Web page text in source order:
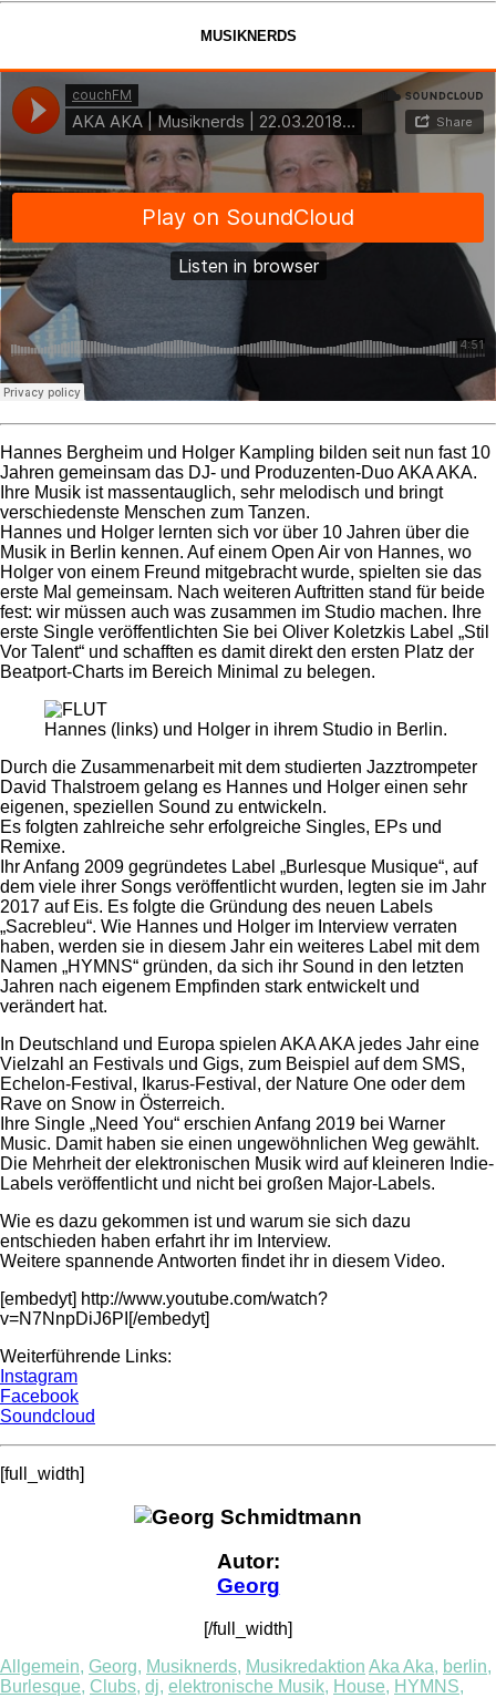
MUSIKNERDS
Hannes Bergheim und Holger Kampling bilden seit nun fast 10
Jahren gemeinsam das DJ- und Produzenten-Duo AKA AKA.
Ihre Musik ist massentauglich, sehr melodisch und bringt
verschiedenste Menschen zum Tanzen.
Hannes und Holger lernten sich vor über 10 Jahren über die
Musik in Berlin kennen. Auf einem Open Air von Hannes, wo
Holger von einem Freund mitgebracht wurde, spielten sie das
erste Mal gemeinsam. Nach weiteren Auftritten stand für beide
fest: wir müssen auch was zusammen im Studio machen. Ihre
erste Single veröffentlichten Sie bei Oliver Koletzkis Label „Stil
Vor Talent“ und schafften es damit direkt den ersten Platz der
Beatport-Charts im Bereich Minimal zu belegen.
Hannes (links) und Holger in ihrem Studio in Berlin.
Durch die Zusammenarbeit mit dem studierten Jazztrompeter
David Thalstroem gelang es Hannes und Holger einen sehr
eigenen, speziellen Sound zu entwickeln.
Es folgten zahlreiche sehr erfolgreiche Singles, EPs und
Remixe.
Ihr Anfang 2009 gegründetes Label „Burlesque Musique“, auf
dem viele ihrer Songs veröffentlicht wurden, legten sie im Jahr
2017 auf Eis. Es folgte die Gründung des neuen Labels
„Sacrebleu“. Wie Hannes und Holger im Interview verraten
haben, werden sie in diesem Jahr ein weiteres Label mit dem
Namen „HYMNS“ gründen, da sich ihr Sound in den letzten
Jahren nach eigenem Empfinden stark entwickelt und
verändert hat.
In Deutschland und Europa spielen AKA AKA jedes Jahr eine
Vielzahl an Festivals und Gigs, zum Beispiel auf dem SMS,
Echelon-Festival, Ikarus-Festival, der Nature One oder dem
Rave on Snow in Österreich.
Ihre Single „Need You“ erschien Anfang 2019 bei Warner
Music. Damit haben sie einen ungewöhnlichen Weg gewählt.
Die Mehrheit der elektronischen Musik wird auf kleineren Indie-
Labels veröffentlicht und nicht bei großen Major-Labels.
Wie es dazu gekommen ist und warum sie sich dazu
entschieden haben erfahrt ihr im Interview.
Weitere spannende Antworten findet ihr in diesem Video.
[embedyt] http://www.youtube.com/watch?
v=N7NnpDiJ6PI[/embedyt]
Weiterführende Links:
Instagram
Facebook
Soundcloud
[full_width]
Autor:
Georg
[/full_width]
Allgemein, Georg, Musiknerds, Musikredaktion Aka Aka, berlin,
Burlesque, Clubs, dj, elektronische Musik, House, HYMNS,